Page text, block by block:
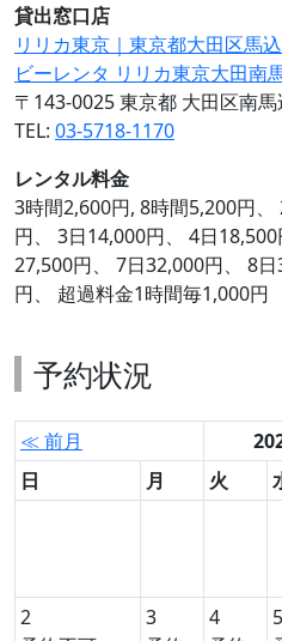
貸出窓口店
リリカ東京｜東京都大田区馬
ビーレンタ リリカ東京大田南
〒143-0025 東京都 大田区南馬
TEL: 03-5718-1170
レンタル料金
3時間2,600円, 8時間5,200円
円、 3日14,000円、 4日
27,500円、 7日32,000円、 8
円、 超過料金1時間毎1,000円
予約状況
≪ 前月
日
月 火
2
3
4
5